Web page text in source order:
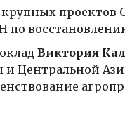
проектов
по
Виктория
Центральной